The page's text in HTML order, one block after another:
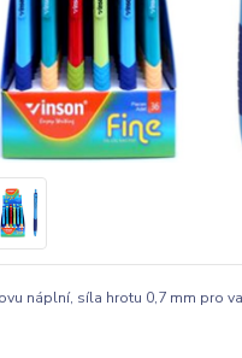
náplní, síla hrotu 0,7 mm pro